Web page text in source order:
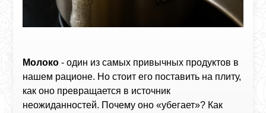
Молоко - один из самых привычных продуктов в
нашем рационе. Но стоит его поставить на плиту,
как оно превращается в источник
неожиданностей. Почему оно «убегает»? Как